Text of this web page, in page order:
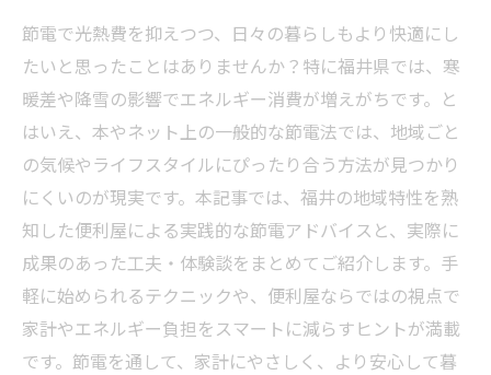
節電で光熱費を抑えつつ、日々の暮らしもより快適にし
たいと思ったことはありませんか？特に福井県では、寒
暖差や降雪の影響でエネルギー消費が増えがちです。と
はいえ、本やネット上の一般的な節電法では、地域ごと
の気候やライフスタイルにぴったり合う方法が見つかり
にくいのが現実です。本記事では、福井の地域特性を熟
知した便利屋による実践的な節電アドバイスと、実際に
成果のあった工夫・体験談をまとめてご紹介します。手
軽に始められるテクニックや、便利屋ならではの視点で
家計やエネルギー負担をスマートに減らすヒントが満載
です。節電を通して、家計にやさしく、より安心して暮